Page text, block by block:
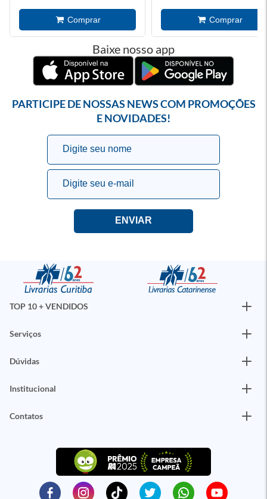
Baixe nosso app
PARTICIPE DE NOSSAS NEWS COM PROMOÇÕES
E NOVIDADES!
TOP 10 + VENDIDOS
Serviços
Dúvidas
Institucional
Contatos